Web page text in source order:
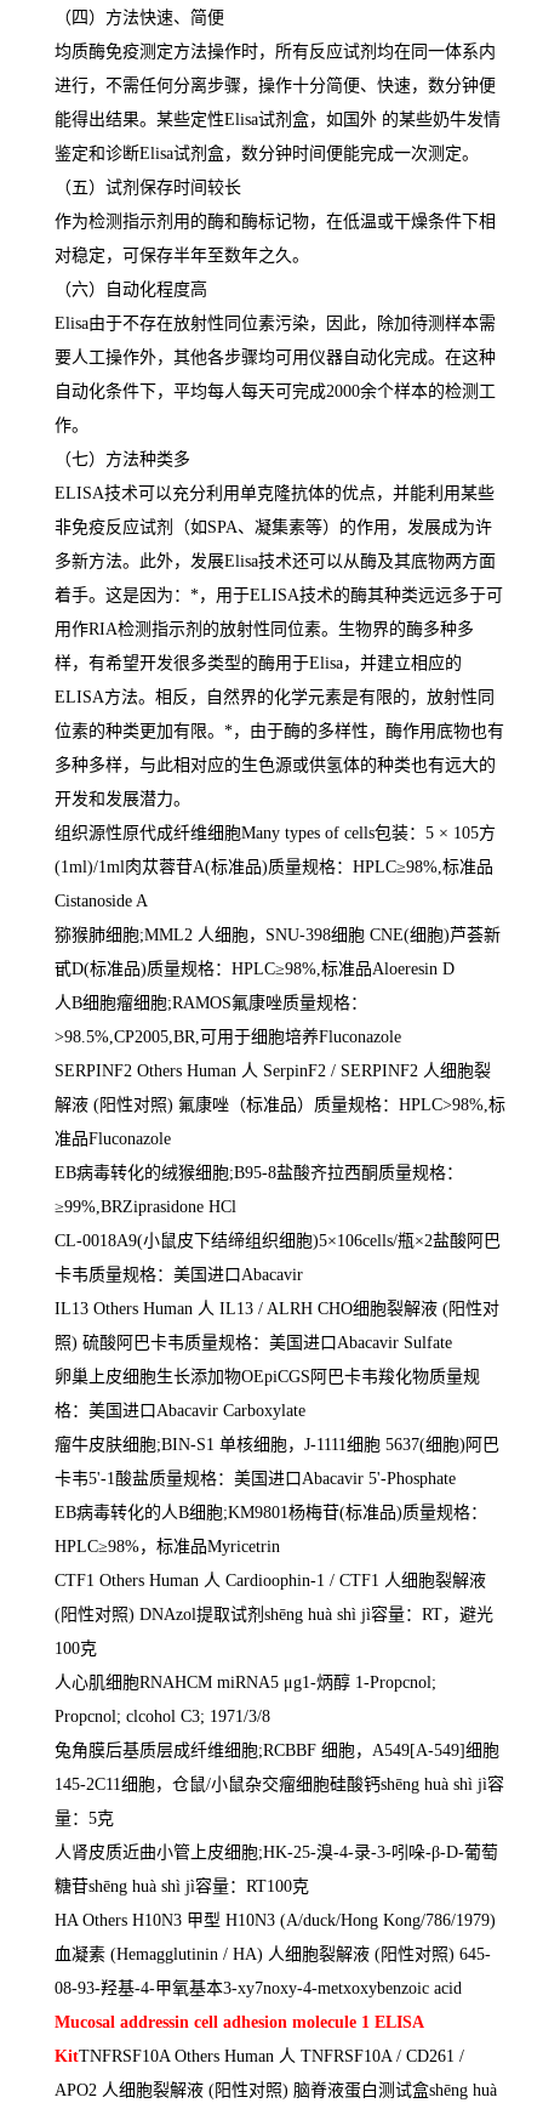
（四）方法快速、简便
均质酶免疫测定方法操作时，所有反应试剂均在同一体系内
进行，不需任何分离步骤，操作十分简便、快速，数分钟便
能得出结果。某些定性Elisa试剂盒，如国外 的某些奶牛发情
鉴定和诊断Elisa试剂盒，数分钟时间便能完成一次测定。
（五）试剂保存时间较长
作为检测指示剂用的酶和酶标记物，在低温或干燥条件下相
对稳定，可保存半年至数年之久。
（六）自动化程度高
Elisa由于不存在放射性同位素污染，因此，除加待测样本需
要人工操作外，其他各步骤均可用仪器自动化完成。在这种
自动化条件下，平均每人每天可完成2000余个样本的检测工
作。
（七）方法种类多
ELISA技术可以充分利用单克隆抗体的优点，并能利用某些
非免疫反应试剂（如 SPA、凝集素等）的作用，发展成为许
多新方法。此外，发展Elisa技术还可以从酶及其底物两方面
着手。这是因为： *，用于ELISA技术的酶其种类远远多于可
用作RIA检测指示剂的放射性同位素。生物界的酶多种多
样，有希望开发很多类型的酶用于Elisa，并建立相应的
ELISA方法。相反，自然界的化学元素是有限的，放射性同
位素的种类更加有限。 *，由于酶的多样性，酶作用底物也有
多种多样，与此相对应的生色源或供氢体的种类也有远大的
开发和发展潜力。
组织源性原代成纤维细胞Many types of cells包装： 5 × 105方
(1ml)/1ml 肉苁蓉苷A(标准品)质量规格： HPLC≥98%, 标准品
Cistanoside A
猕猴肺细胞;MML2 人细胞， SNU-398细胞 CNE(细胞) 芦荟新
甙D(标准品)质量规格： HPLC≥98%, 标准品Aloeresin D
人B细胞瘤细胞;RAMOS氟康唑质量规格：
>98.5%,CP2005,BR, 可用于细胞培养Fluconazole
SERPINF2 Others Human 人 SerpinF2 / SERPINF2 人细胞裂
解液 (阳性对照) 氟康唑（标准品）质量规格： HPLC>98%, 标
准品Fluconazole
EB病毒转化的绒猴细胞;B95-8盐酸齐拉西酮质量规格：
≥99%,BRZiprasidone HCl
CL-0018A9(小鼠皮下结缔组织细胞)5×106cells/瓶×2盐酸阿巴
卡韦质量规格：美国进口 Abacavir
IL13 Others Human 人 IL13 / ALRH CHO细胞裂解液 (阳性对
照) 硫酸阿巴卡韦质量规格：美国进口 Abacavir Sulfate
卵巢上皮细胞生长添加物OEpiCGS 阿巴卡韦羧化物质量规
格：美国进口 Abacavir Carboxylate
瘤牛皮肤细胞;BIN-S1 单核细胞， J-1111 细胞 5637(细胞) 阿巴
卡韦5'-1 酸盐质量规格：美国进口 Abacavir 5'-Phosphate
EB病毒转化的人B细胞;KM9801 杨梅苷(标准品)质量规格：
HPLC≥98%，标准品Myricetrin
CTF1 Others Human 人 Cardioophin-1 / CTF1 人细胞裂解液
(阳性对照) DNAzol提取试剂 shēng huà shì jì容量： RT，避光
100克
人心肌细胞RNAHCM miRNA5 μg1-炳醇 1-Propcnol;
Propcnol; clcohol C3; 1971/3/8
兔角膜后基质层成纤维细胞;RCBBF 细胞， A549[A-549]细胞
145-2C11 细胞，仓鼠/小鼠杂交瘤细胞硅酸钙shēng huà shì jì容
量： 5克
人肾皮质近曲小管上皮细胞;HK-25-溴-4-录-3-吲哚-β-D-葡萄
糖苷shēng huà shì jì容量： RT100克
HA Others H10N3 甲型 H10N3 (A/duck/Hong Kong/786/1979)
血凝素 (Hemagglutinin / HA) 人细胞裂解液 (阳性对照) 645-
08-93-羟基-4-甲氧基本3-xy7noxy-4-metxoxybenzoic acid
Mucosal addressin cell adhesion molecule 1 ELISA
KitTNFRSF10A Others Human 人 TNFRSF10A / CD261 /
APO2 人细胞裂解液 (阳性对照) 脑脊液蛋白测试盒shēng huà